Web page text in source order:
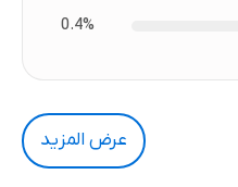
0.4%
عرض المزيد